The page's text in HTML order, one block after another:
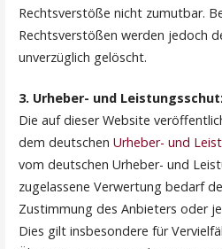
Rechtsverstöße nicht zumutbar.
Rechtsverstößen werden jedoch
unverzüglich gelöscht.
3. Urheber- und
Die auf dieser Website
dem deutschen Urheber- und
vom deutschen Urheber- und
zugelassene Verwertung bedarf
Zustimmung des Anbieters oder
Dies gilt insbesondere für